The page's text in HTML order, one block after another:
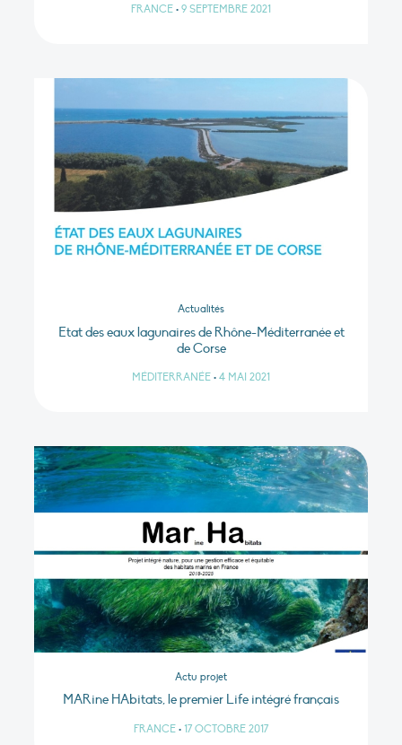
FRANCE • 9 SEPTEMBRE 2021
Actualités
Etat des eaux lagunaires de Rhône-Méditerranée et
de Corse
MÉDITERRANÉE • 4 MAI 2021
Actu projet
MARine HAbitats, le premier Life intégré français
FRANCE • 17 OCTOBRE 2017